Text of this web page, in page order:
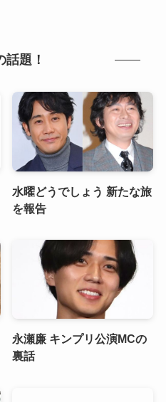
話題！
水曜どうでしょう 新たな旅
を報告
永瀬廉 キンプリ公演MCの
裏話